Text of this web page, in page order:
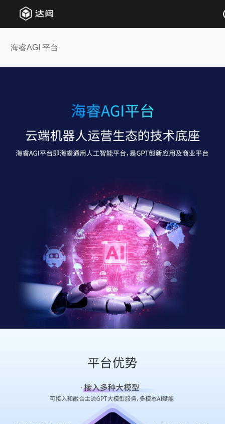
海睿AGI 平台